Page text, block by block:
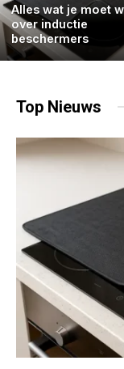
Alles wat je moet
over inductie
beschermers
Top Nieuws